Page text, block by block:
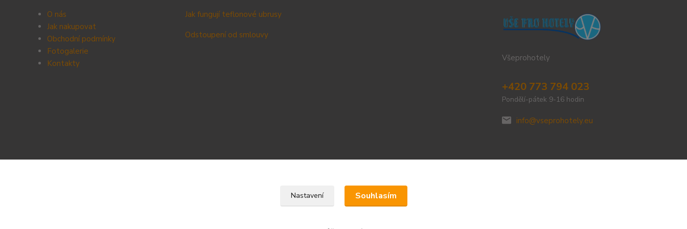
O nás
Jak nakupovat
Obchodní podmínky
Fotogalerie
Kontakty
Jak fungují teflonové ubrusy
Odstoupení od smlouvy
Všeprohotely
+420 773 794 023
Pondělí-pátek 9-16 hodin
info@vseprohotely.eu
Upravit sběr cookies.
Nastavení Souhlasím